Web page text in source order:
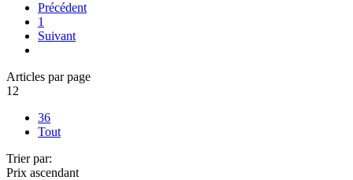
Précédent
1
Suivant
Articles par page
12
36
Tout
Trier par:
Prix ascendant